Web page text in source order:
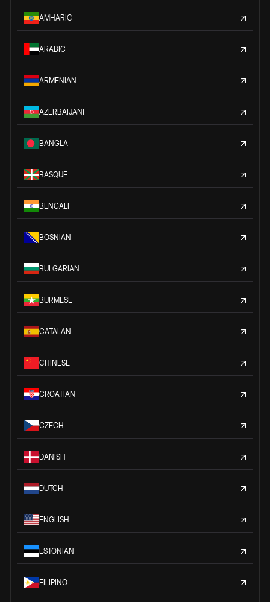
AMHARIC
ARABIC
ARMENIAN
AZERBAIJANI
BANGLA
BASQUE
BENGALI
BOSNIAN
BULGARIAN
BURMESE
CATALAN
CHINESE
CROATIAN
CZECH
DANISH
DUTCH
ENGLISH
ESTONIAN
FILIPINO